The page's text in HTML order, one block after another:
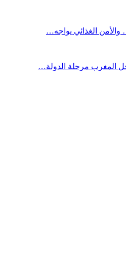
والأمن الغذائي يواجه…